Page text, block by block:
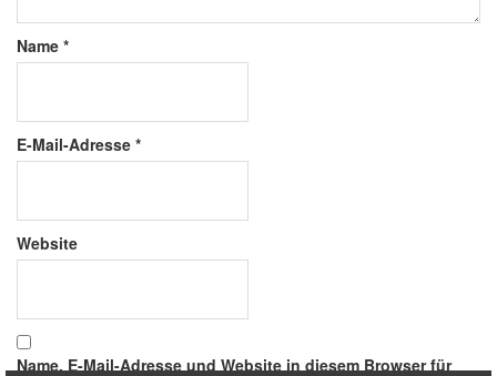
Name *
E-Mail-Adresse *
Website
Name, E-Mail-Adresse und Website in diesem Browser für